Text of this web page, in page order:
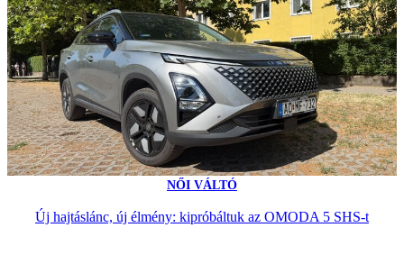
NŐI VÁLTÓ
Új hajtáslánc, új élmény: kipróbáltuk az OMODA 5 SHS-t